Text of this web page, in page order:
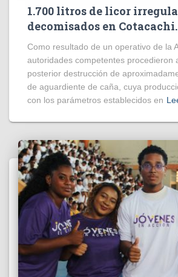
1.700 litros de licor
decomisados en Cotacachi.
Como resultado de un operativo de la
autoridades competentes procedieron
posterior destrucción de
de aguardiente de caña, cuya
con los parámetros establecidos en